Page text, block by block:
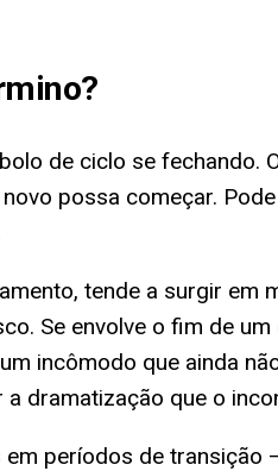
?
de ciclo se fechando.
possa começar.
tende a surgir
Se envolve o fim de
incômodo que ainda
dramatização que o
períodos de